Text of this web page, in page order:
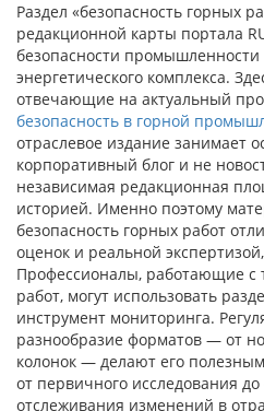
Раздел «безопасность горных
редакционной карты портала
безопасности промышленности
энергетического комплекса.
отвечающие на актуальный
безопасность в горной
отраслевое издание занимает
корпоративный блог и не
независимая редакционная
историей. Именно поэтому
безопасность горных работ
оценок и реальной
Профессионалы, работающие с
работ, могут использовать
инструмент мониторинга.
разнообразие форматов — от
колонок — делают его
от первичного исследования
отслеживания изменений в